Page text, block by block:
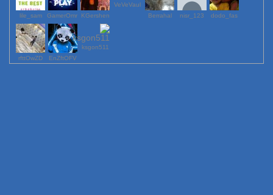
lile_sam GamerOmr KGershen
VeVeVaul
Berrahal
123_nisr dodo_fas
rfttOwZD EnZftOFV
ksgon511